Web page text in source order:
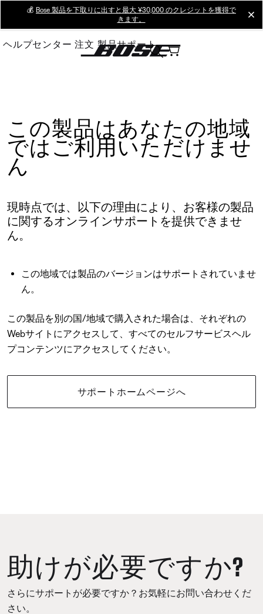
Main
💰 Bose 製品を下取りに出すと最大 ¥30,000 のクレジットを獲得で
きます。
ヘルプセンター 注文 製品サポート
この製品はあなたの地域
ではご利用いただけませ
ん
現時点では、以下の理由により、お客様の製品
に関するオンラインサポートを提供できませ
ん。
この地域では製品のバージョンはサポートされていませ
ん。
この製品を別の国/地域で購入された場合は、それぞれの
Webサイトにアクセスして、すべてのセルフサービスヘル
プコンテンツにアクセスしてください。
サポートホームページへ
助けが必要ですか?
さらにサポートが必要ですか？お気軽にお問い合わせくだ
さい。